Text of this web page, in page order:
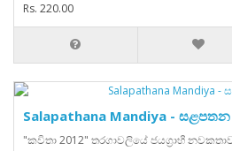
Rs. 220.00
Salapathana Mandiya -
"කවිතා 2012" තරගාවලියේ ජයග්‍රාහී